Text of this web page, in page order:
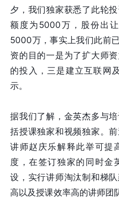
夕，我们独家获悉了此轮
额度为5000万，股份出
5000万，事实上我们此前
资的目的一是为了扩大师
的投入，三是建立互联网
示。
据我们了解，金英杰多与
括授课独家和视频独家。
讲师赵庆乐解释此举可提
度，在签订独家的同时金
设，实行讲师淘汰制和梯
高以及授课效率高的讲师团